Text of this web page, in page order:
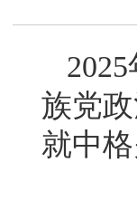
族党
就中